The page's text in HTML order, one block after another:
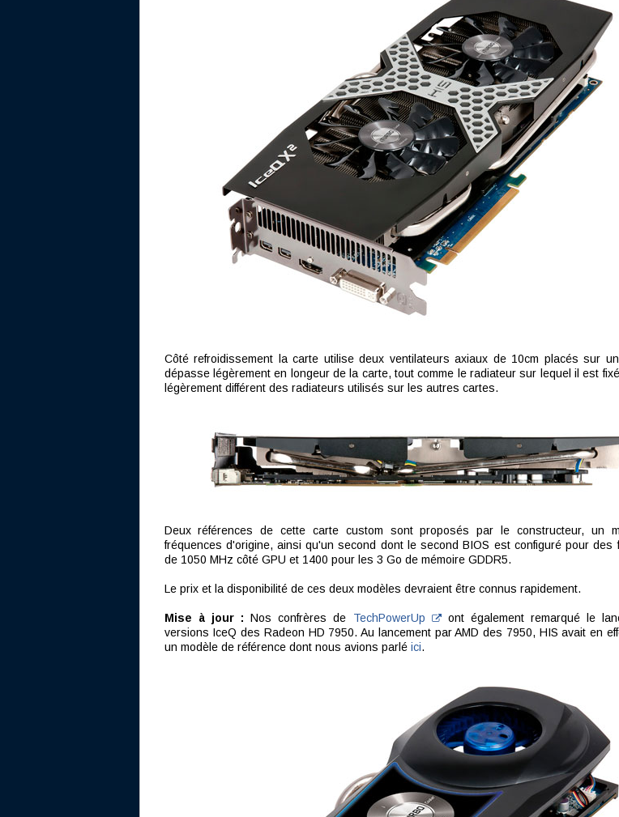
Côté refroidissement la carte utilise deux ventilateurs axiaux de 10cm placés sur
dépasse légèrement en longeur de la carte, tout comme le radiateur sur lequel il est
légèrement différent des radiateurs utilisés sur les autres cartes.
Deux références de cette carte custom sont proposés par le constructeur, un
fréquences d'origine, ainsi qu'un second dont le second BIOS est configuré pour des
de 1050 MHz côté GPU et 1400 pour les 3 Go de mémoire GDDR5.
Le prix et la disponibilité de ces deux modèles devraient être connus rapidement.
Mise à jour :Nos confrères de TechPowerUp
ont également remarqué le
versions IceQ des Radeon HD 7950. Au lancement par AMD des 7950, HIS avait en
un modèle de référence dont nous avions parlé ici.